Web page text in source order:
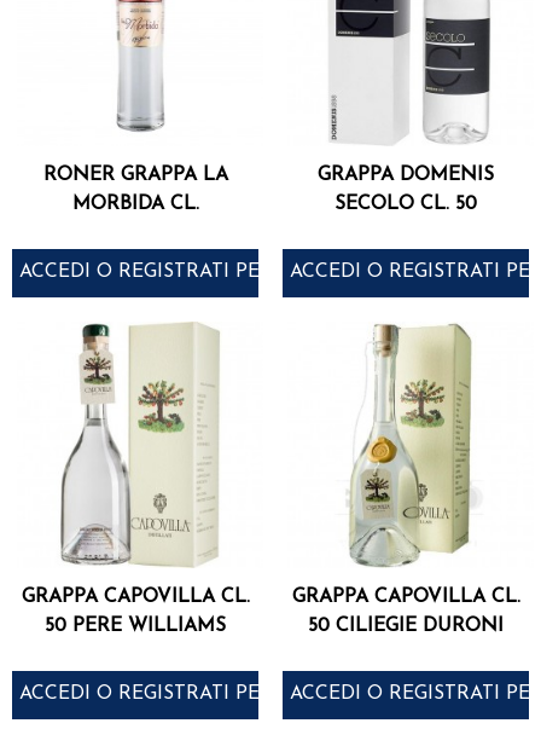
RONER GRAPPA LA
MORBIDA CL.
ACCEDI O REGISTRATI PER ACQUISTARE
GRAPPA DOMENIS
SECOLO CL. 50
ACCEDI O REGISTRATI
GRAPPA CAPOVILLA CL.
50 PERE WILLIAMS
ACCEDI O REGISTRATI PER ACQUISTARE
GRAPPA CAPOVILLA CL.
50 CILIEGIE DURONI
ACCEDI O REGISTRATI